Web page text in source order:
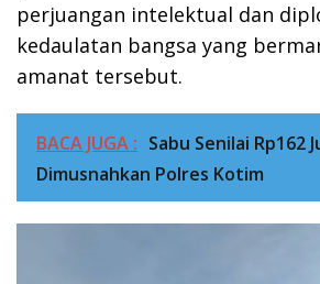
perjuangan intelektual dan
kedaulatan bangsa yang
amanat tersebut.
BACA JUGA : Sabu Senilai Rp162
Dimusnahkan Polres Kotim